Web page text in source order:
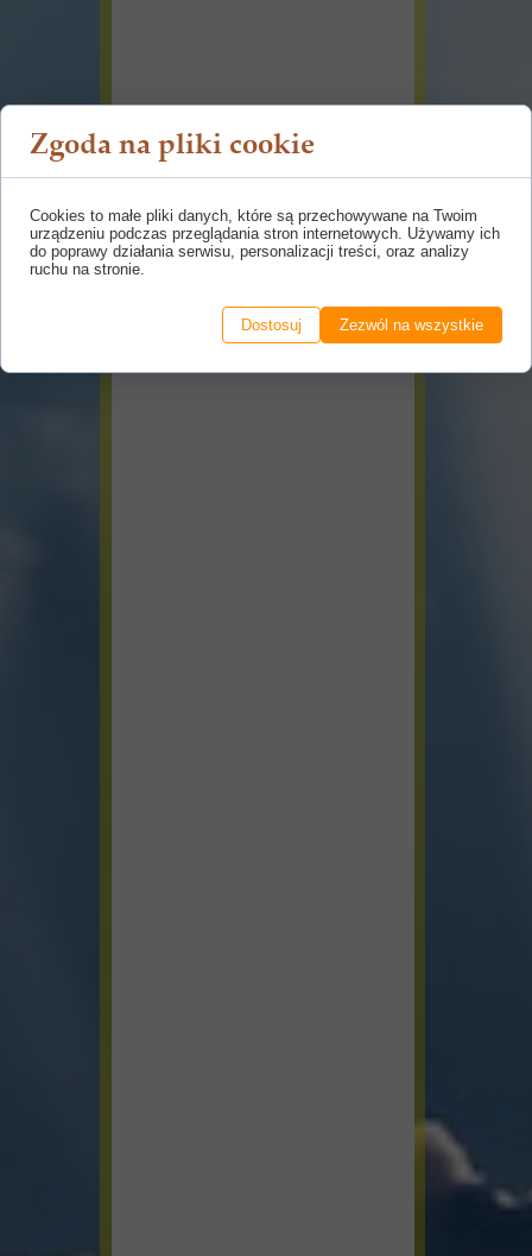
Zgoda na pliki cookie
Cookies to małe pliki danych, które są przechowywane na Twoim
urządzeniu podczas przeglądania stron internetowych. Używamy ich
do poprawy działania serwisu, personalizacji treści, oraz analizy
ruchu na stronie.
Dostosuj Zezwól na wszystkie